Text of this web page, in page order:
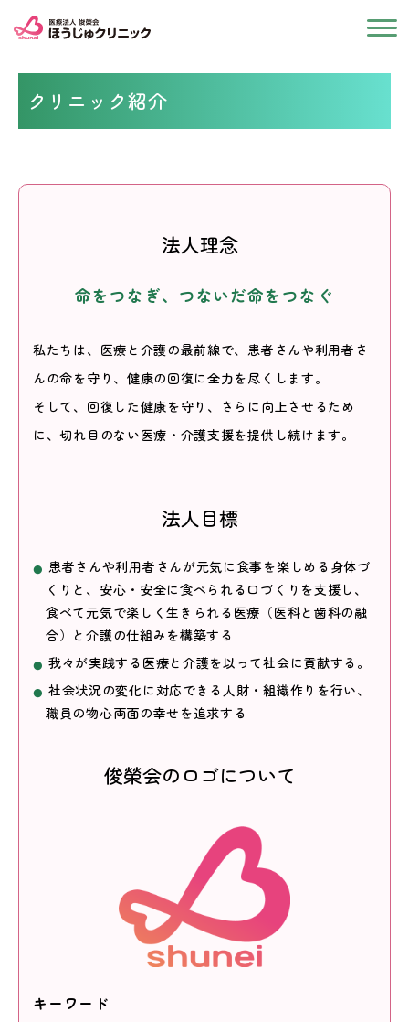
クリニック紹介
法人理念
命をつなぎ、つないだ命をつなぐ
私たちは、医療と介護の最前線で、患者さんや利用者さ
んの命を守り、健康の回復に全力を尽くします。
そして、回復した健康を守り、さらに向上させるため
に、切れ目のない医療・介護支援を提供し続けます。
法人目標
患者さんや利用者さんが元気に食事を楽しめる身体づ
くりと、安心・安全に食べられる口づくりを支援し、
食べて元気で楽しく生きられる医療（医科と歯科の融
合）と介護の仕組みを構築する
我々が実践する医療と介護を以って社会に貢献する。
社会状況の変化に対応できる人財・組織作りを行い、
職員の物心両面の幸せを追求する
俊榮会のロゴについて
キーワード